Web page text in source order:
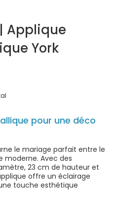
York
pour une déco
le mariage parfait entre le
moderne. Avec des
23 cm de hauteur et
offre un éclairage
touche esthétique